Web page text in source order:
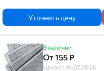
Уточнить цену
В наличии
От 155 ₽
Цена от 16.07.2026